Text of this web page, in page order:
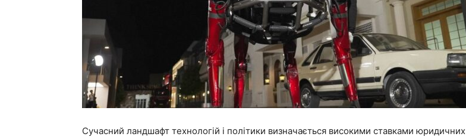
Сучасний ландшафт технологій і політики визначається високими ставками юридичних